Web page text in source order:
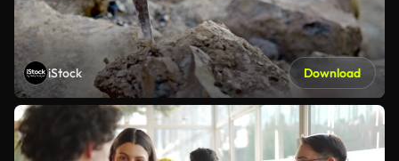
iStock Download